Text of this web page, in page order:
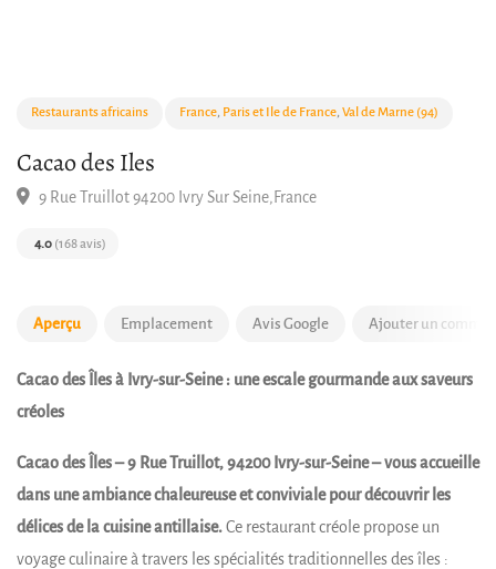
Restaurants africains
9 Rue Truillot 94200 Ivry Sur Seine,France
Aperçu Emplacement Avis Google Ajouter un
Cacao des Îles à Ivry-sur-Seine : une escale gourmande aux saveurs
créoles
Cacao des Îles – 9 Rue Truillot, 94200 Ivry-sur-Seine – vous accueille
dans une ambiance chaleureuse et conviviale pour découvrir les
délices de la cuisine antillaise.Ce restaurant créole propose un
voyage culinaire à travers les spécialités traditionnelles des îles :